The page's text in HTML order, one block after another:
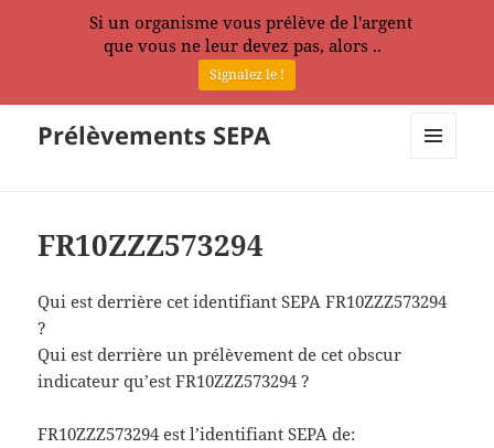
Prélèvements SEPA
FR10ZZZ573294
Qui est derrière cet identifiant SEPA FR10ZZZ573294
?
Qui est derrière un prélèvement de cet obscur
indicateur qu’est FR10ZZZ573294 ?
FR10ZZZ573294 est l’identifiant SEPA de:
Si un organisme vous prélève de l'argent
que vous ne leur devez pas, alors ..
Signalez le !